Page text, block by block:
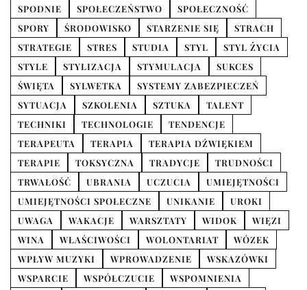
SPODNIE
SPOŁECZEŃSTWO
SPOŁECZNOŚĆ
SPORY
ŚRODOWISKO STARZENIE SIĘ
STRACH
STRATEGIE
STRES STUDIA STYL
STYL ŻYCIA
STYLE
STYLIZACJA STYMULACJA
SUKCES
ŚWIĘTA
SYLWETKA
SYSTEMY ZABEZPIECZEŃ
SYTUACJA
SZKOLENIA SZTUKA
TALENT
TECHNIKI
TECHNOLOGIE
TENDENCJE
TERAPEUTA
TERAPIA
TERAPIA DŹWIĘKIEM
TERAPIE
TOKSYCZNA TRADYCJE
TRUDNOŚCI
TRWAŁOŚĆ
UBRANIA UCZUCIA
UMIEJĘTNOŚCI
UMIEJĘTNOŚCI SPOŁECZNE
UNIKANIE
UROKI
UWAGA
WAKACJE WARSZTATY WIDOK
WIĘZI
WINA
WŁAŚCIWOŚCI WOLONTARIAT
WÓZEK
WPŁYW MUZYKI
WPROWADZENIE
WSKAZÓWKI
WSPARCIE
WSPÓŁCZUCIE
WSPOMNIENIA